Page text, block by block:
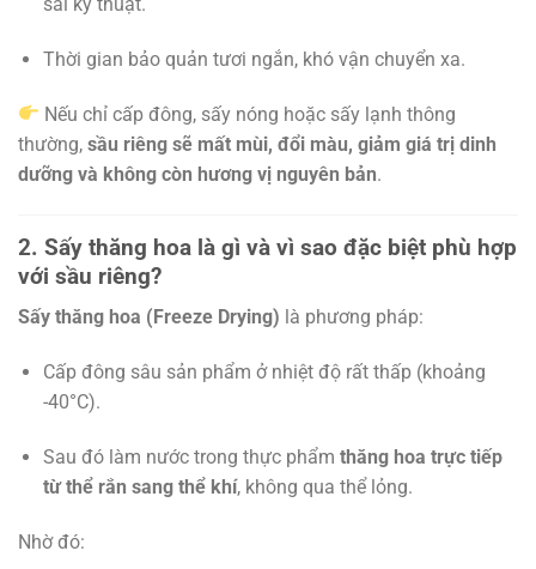
Thời gian bảo quản tươi ngắn, khó vận chuyển xa.
Nếu chỉ cấp đông, sấy nóng hoặc sấy lạnh thông
thường, sầu riêng sẽ mất mùi, đổi màu, giảm giá trị dinh
dưỡng và không còn hương vị nguyên bản.
2. Sấy thăng hoa là gì và vì sao đặc biệt phù hợp
với sầu riêng?
Sấy thăng hoa (Freeze Drying) là phương pháp:
Cấp đông sâu sản phẩm ở nhiệt độ rất thấp (khoảng
-40°C).
Sau đó làm nước trong thực phẩm thăng hoa trực tiếp
từ thể rắn sang thể khí, không qua thể lỏng.
Nhờ đó: